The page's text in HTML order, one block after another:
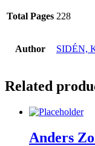
Total Pages 228
Author SIDÉN,
Related
Anders